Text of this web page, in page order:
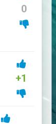
0
+1